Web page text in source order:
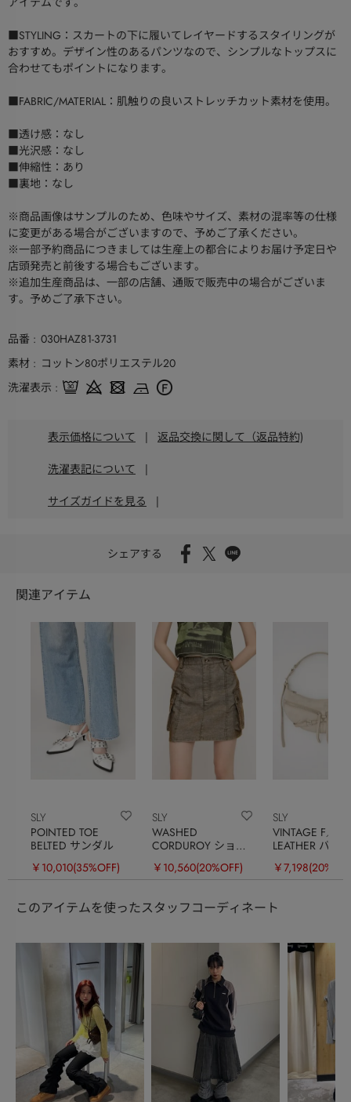
■STYLING：スカートの下に履いてレイヤードするスタイリングが
おすすめ。デザイン性のあるパンツなので、シンプルなトップスに
合わせてもポイントになります。
■FABRIC/MATERIAL：肌触りの良いストレッチカット素材を使用。
■透け感：なし
■光沢感：なし
■伸縮性：あり
■裏地：なし
※商品画像はサンプルのため、色味やサイズ、素材の混率等の仕様
に変更がある場合がございますので、予めご了承ください。
※一部予約商品につきましては生産上の都合によりお届け予定日や
店頭発売と前後する場合もございます。
※追加生産商品は、一部の店舗、通販で販売中の場合がございま
す。予めご了承下さい。
品番
030HAZ81-3731
素材
コットン80ポリエステル20
洗濯表示
表示価格について | 返品交換に関して（返品特約)
洗濯表記について |
サイズガイドを見る |
シェアする
関連アイテム
SLY
POINTED TOE
BELTED サンダル
￥10,010(35%OFF)
SLY
WASHED
CORDUROY ショー
￥10,560(20%OFF)
SLY
VINTAGE F／
LEATHER バッ
￥7,198
このアイテムを使ったスタッフコーディネート